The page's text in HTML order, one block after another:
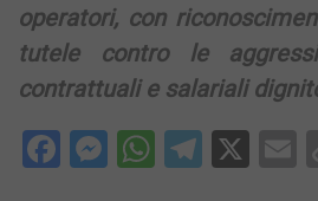
operatori, con
tutele contro le
contrattuali e salariali
Facebook
Messenger
X